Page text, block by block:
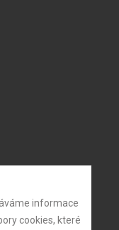
informace
cookies, které